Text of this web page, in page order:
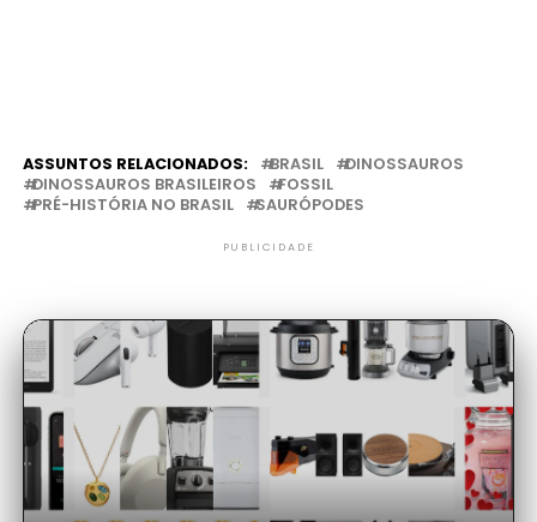
ASSUNTOS RELACIONADOS: BRASIL
DINOSSAUROS
DINOSSAUROS BRASILEIROS
FOSSIL
PRÉ-HISTÓRIA NO BRASIL
SAURÓPODES
PUBLICIDADE